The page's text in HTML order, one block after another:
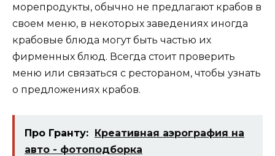
морепродукты, обычно не предлагают крабов в
своем меню, в некоторых заведениях иногда
крабовые блюда могут быть частью их
фирменных блюд. Всегда стоит проверить
меню или связаться с рестораном, чтобы узнать
о предложениях крабов.
Про Гранту: Креативная аэрография на
авто - фотоподборка